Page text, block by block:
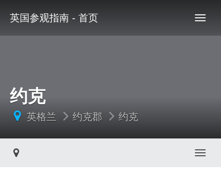
英国参观指南 - 首页
约克
英格兰 约克郡 约克